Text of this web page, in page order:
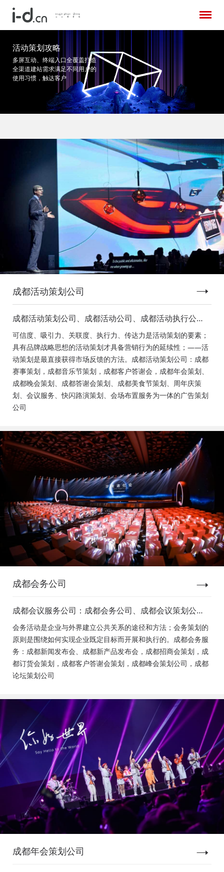
活动策划攻略
多屏互动、终端入口全覆盖打造
全渠道建站需求满足不同用户的
使用习惯，触达客户
成都活动策划公司
成都活动策划公司、成都活动公司、成都活动执行公
司、成都庆典活动策划公司、成都发布会策划公司、成
都音乐节策划公司、成都年会活动策划
可信度、吸引力、关联度、执行力、传达力是活动策划的要素；
具有品牌战略思想的活动策划才具备营销行为的延续性；——活
动策划是最直接获得市场反馈的方法。成都活动策划公司：成都
赛事策划，成都音乐节策划，成都客户答谢会，成都年会策划、
成都晚会策划、成都答谢会策划、成都美食节策划、周年庆策
划、会议服务、快闪路演策划、会场布置服务为一体的广告策划
公司
成都会务公司
成都会议服务公司：成都会务公司、成都会议策划公
司、成都新闻发布会策划、成都新产品发布会策划、成
都经销商会议策划、成都招商会策划、成都订货会策
划、成都颁奖会策划、成都客户答谢会策划、成都高峰
论坛策划公司、成都年会策划、成都会议活动策划
会务活动是企业与外界建立公共关系的途径和方法；会务策划的
原则是围绕如何实现企业既定目标而开展和执行的。成都会务服
务：成都新闻发布会、成都新产品发布会，成都招商会策划，成
都订货会策划，成都客户答谢会策划，成都峰会策划公司，成都
论坛策划公司
成都年会策划公司